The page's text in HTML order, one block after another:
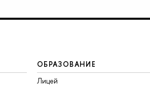
ОБРАЗОВАНИЕ
Лицей